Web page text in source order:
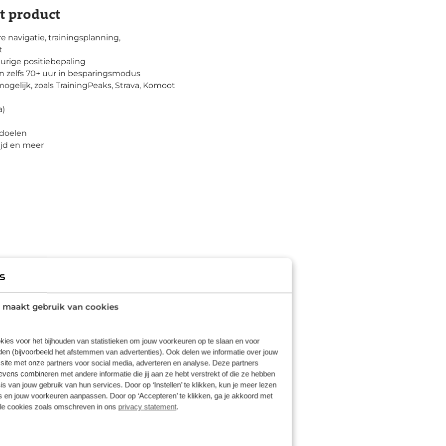
maakt gebruik van cookies
voor het bijhouden van statistieken om jouw voorkeuren op te slaan en voor
(bijvoorbeeld het afstemmen van advertenties). Ook delen we informatie over jouw
met onze partners voor social media, adverteren en analyse. Deze partners
combineren met andere informatie die jij aan ze hebt verstrekt of die ze hebben
van jouw gebruik van hun services. Door op ‘Instellen’ te klikken, kun je meer lezen
jouw voorkeuren aanpassen. Door op ‘Accepteren’ te klikken, ga je akkoord met
cookies zoals omschreven in ons privacy statement.
product
navigatie, trainingsplanning,
positiebepaling
zelfs 70+ uur in besparingsmodus
zoals TrainingPeaks, Strava, Komoot
en meer
Multiband GNSS zorgt voor
in de meest afgelegen gebieden je route
bij intensief gebruik brengt je ook
vermogensdoelen te tonen om
de rit ontvang je
zijn gemeld. Naast rijden op asfalt
en middels koppeling met de TrailForks
aan het rijden met een groep en
met Varia en InReach toestellen,
kabelHRM-Dual